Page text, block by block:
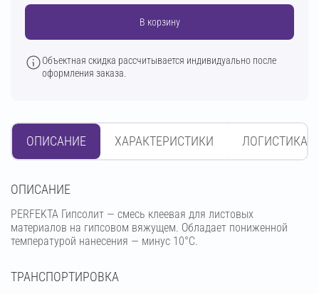
В корзину
Объектная скидка рассчитывается индивидуально после
оформления заказа.
ОПИСАНИЕ ХАРАКТЕРИСТИКИ ЛОГИСТИКА
OПИСАНИЕ
PERFEKTA Гипсолит — смесь клеевая для листовых
материалов на гипсовом вяжущем. Обладает пониженной
температурой нанесения — минус 10°С.
ТРАНСПОРТИРОВКА